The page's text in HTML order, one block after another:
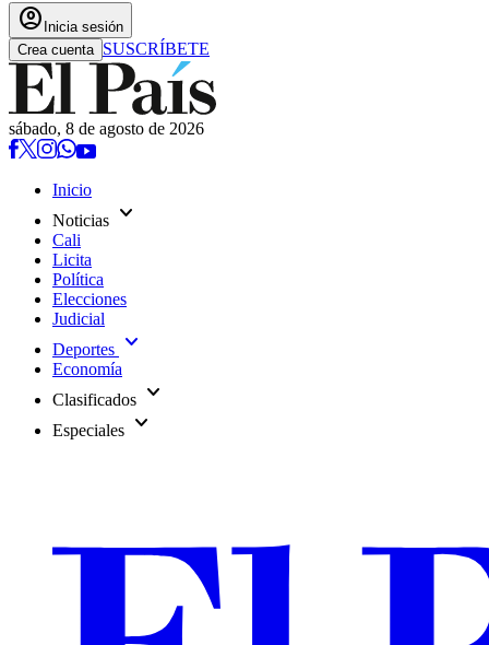
account_circle Inicia sesión
Crea cuenta SUSCRÍBETE
sábado, 8 de agosto de 2026
Inicio
Noticias expand_more
Cali
Licita
Política
Elecciones
Judicial
Deportes expand_more
Economía
Clasificados expand_more
Especiales expand_more